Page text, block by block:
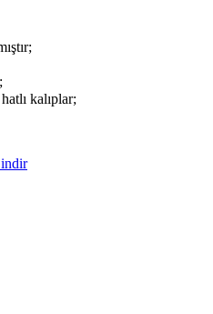
kalıplar;